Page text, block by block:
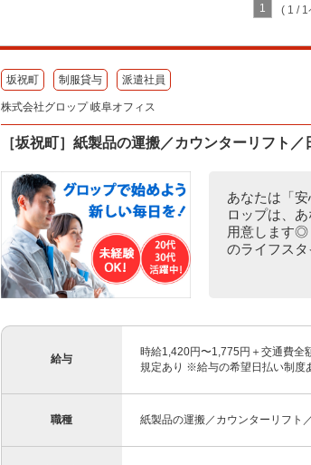
1 ( 1 / 1
坂祝町 制服貸与 派遣社員
株式会社グロップ 岐阜オフィス
［坂祝町］紙製品の運搬／カウンターリフト／
あなたは「
ロップは、
用意します
のライフス
給与
時給1,420円〜1,775円＋交通費
規定あり ※給与の希望日払い制度
職種 紙製品の運搬／カウンターリフト